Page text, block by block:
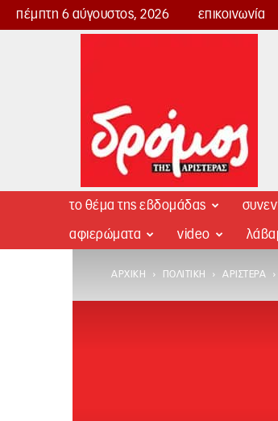
πέμπτη 6 αύγουστος, 2026 επικοινωνία
Δρόμος
το θέμα της εβδομάδας
αφιερώματα video
ΑΡΧΙΚΉ ΠΟΛΙΤΙΚΉ ΑΡΙΣΤΕΡΆ